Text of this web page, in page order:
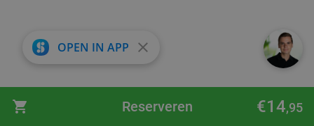
Reserveren €14,95
OPEN IN APP close